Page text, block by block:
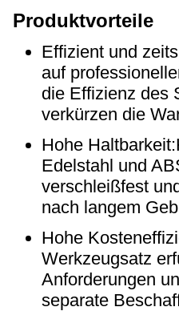
Produktvorteile
Effizient und
auf
die Effizienz des
verkürzen die
Hohe
Edelstahl und
verschleißfest
nach langem
Hohe
Werkzeugsatz
Anforderungen
separate